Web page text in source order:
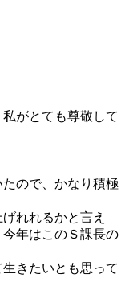
がとても尊敬して
ので、かなり積極
れれるかと言え
年はこのＳ課長の
きたいとも思って